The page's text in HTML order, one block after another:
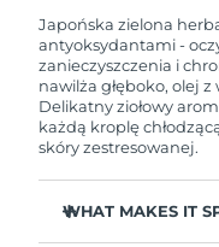
Japońska zielona
antyoksydantami -
zanieczyszczenia i
nawilża głęboko, olej z
Delikatny ziołowy
każdą kroplę
skóry zestresowanej.
WHAT MAKES IT
Kazachstan
Kuwejt